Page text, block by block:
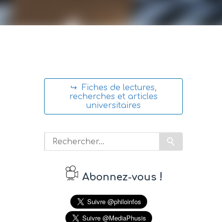
↪ Fiches de lectures,
recherches et articles
universitaires
Abonnez-vous !